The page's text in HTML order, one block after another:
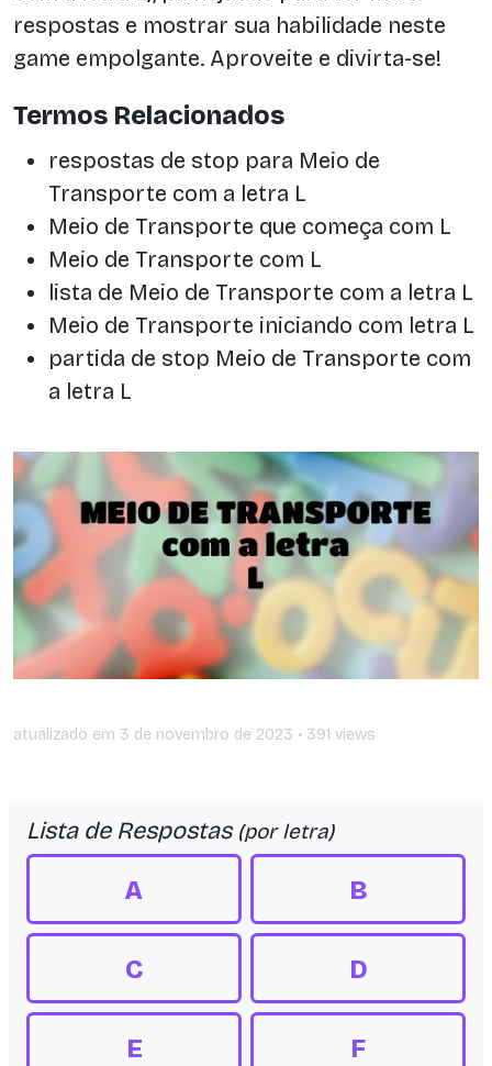
respostas e mostrar sua habilidade neste
game empolgante. Aproveite e divirta-se!
Termos Relacionados
respostas de stop para Meio de
Transporte com a letra L
Meio de Transporte que começa com L
Meio de Transporte com L
lista de Meio de Transporte com a letra L
Meio de Transporte iniciando com letra L
partida de stop Meio de Transporte com
a letra L
atualizado em 3 de novembro de 2023 • 391 views
Lista de Respostas (por letra)
A B
C D
E F